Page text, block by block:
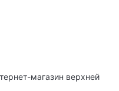
магазин верхней